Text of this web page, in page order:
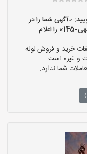
«آگهی شما را در
سایت «لوله اتصالات» دیده ام و کد «آگهی-145» را اعلام
خرید و فروش لوله
و غیره است
شما ندارد.